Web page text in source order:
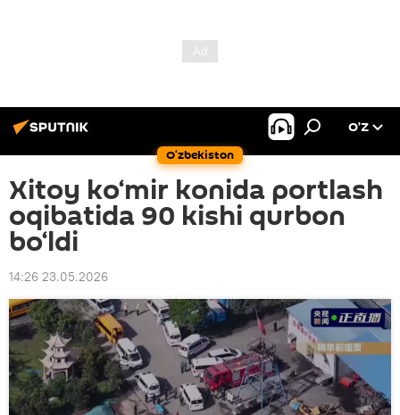
O‘zbekiston
O’Z
Xitoy ko‘mir konida portlash
oqibatida 90 kishi qurbon
bo‘ldi
14:26 23.05.2026